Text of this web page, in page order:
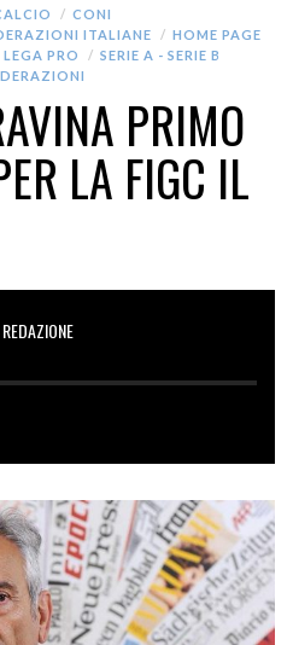
CONI
ITALIANE
HOME PAGE
LEGA PRO
SERIE A - SERIE B
PRIMO
LA FIGC IL
REDAZIONE